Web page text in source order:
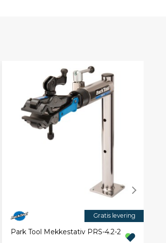
Gratis levering
Park Tool Mekkestativ PRS-4.2-2